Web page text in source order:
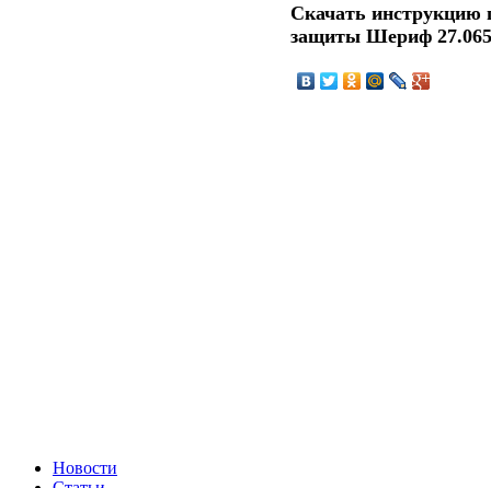
Скачать инструкцию
защиты Шериф
Новости